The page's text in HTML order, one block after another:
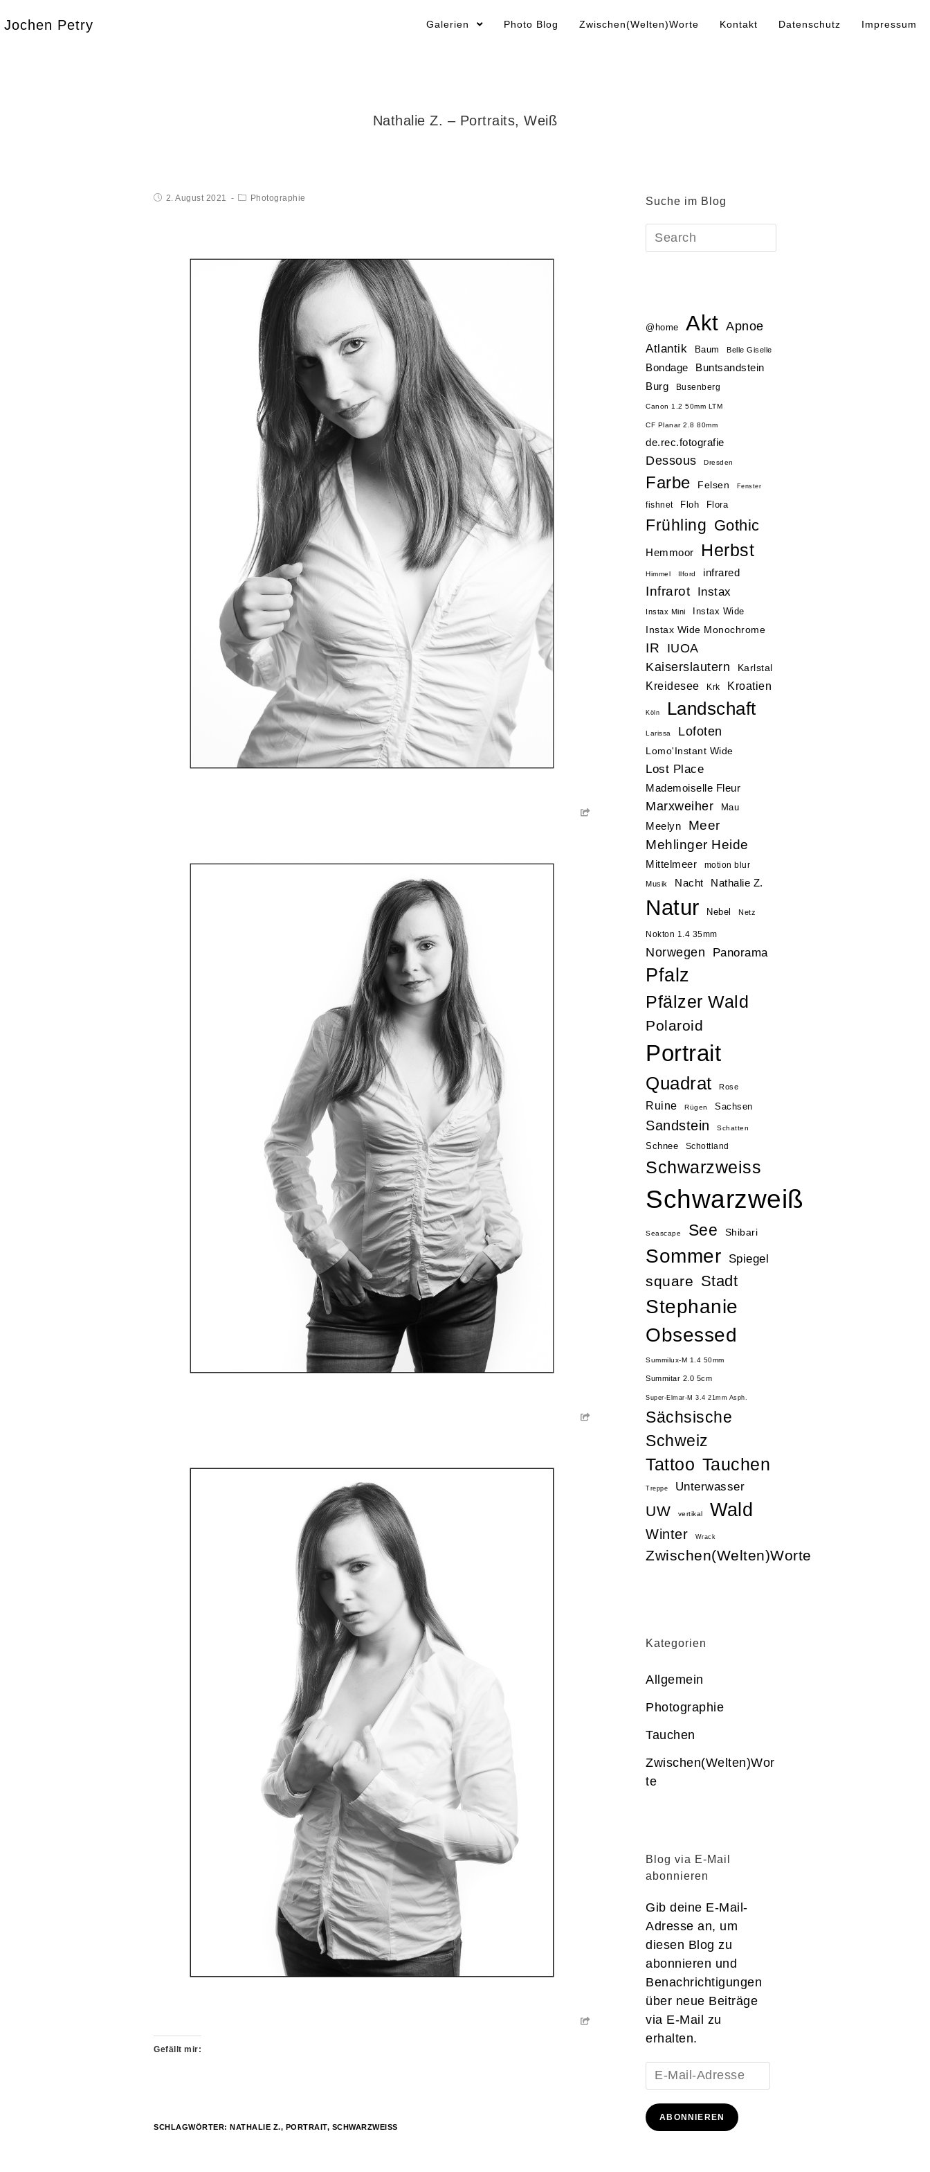
Jochen Petry Galerien Photo Blog Zwischen(Welten)Worte Kontakt Datenschutz Impressum
Nathalie Z. – Portraits, Weiß
2. August 2021 Photographie
Gefällt mir:
SCHLAGWÖRTER: NATHALIE Z., PORTRAIT, SCHWARZWEISS
Suche im Blog
@home Akt Apnoe
Atlantik Baum Belle Giselle
Bondage Buntsandstein
Burg Busenberg
Canon 1.2 50mm LTM
CF Planar 2.8 80mm
de.rec.fotografie
Dessous Dresden
Farbe Felsen Fenster
fishnet Floh Flora
Frühling Gothic
Hemmoor Herbst
Himmel Ilford infrared
Infrarot Instax
Instax Mini
Instax Wide
Instax Wide Monochrome
IR
IUOA
Kaiserslautern
Karlstal
Kreidesee Krk Kroatien
Köln Landschaft
Larissa Lofoten
Lomo'Instant Wide
Lost Place
Mademoiselle Fleur
Marxweiher Mau
Meelyn
Meer
Mehlinger Heide
Mittelmeer motion blur
Musik Nacht Nathalie Z.
Natur Nebel Netz
Nokton 1.4 35mm
Norwegen Panorama
Pfalz
Pfälzer Wald
Polaroid
Portrait
Quadrat Rose
Ruine Rügen Sachsen
Sandstein Schatten
Schnee Schottland
Schwarzweiss
Schwarzweiß
Seascape See Shibari
Sommer Spiegel
square Stadt
Stephanie
Obsessed
Summilux-M 1.4 50mm
Summitar 2.0 5cm
Super-Elmar-M 3.4 21mm Asph.
Sächsische
Schweiz
Tattoo Tauchen
Treppe Unterwasser
UW vertikal Wald
Winter Wrack
Zwischen(Welten)Worte
Kategorien
Allgemein
Photographie
Tauchen
Zwischen(Welten)Wor
te
Blog via E-Mail
abonnieren
Gib deine E-Mail-
Adresse an, um
diesen Blog zu
abonnieren und
Benachrichtigungen
über neue Beiträge
via E-Mail zu
erhalten.
E-
Mail-
Adresse
ABONNIEREN